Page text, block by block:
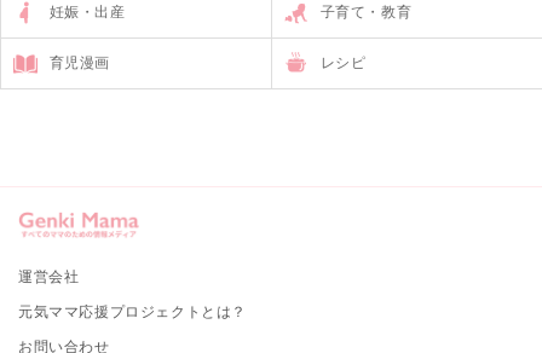
妊娠・出産 子育て・教育
育児漫画 レシピ
運営会社
元気ママ応援プロジェクトとは？
お問い合わせ